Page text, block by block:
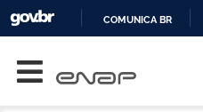
COMUNICA BR